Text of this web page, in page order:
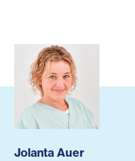
Jolanta Auer